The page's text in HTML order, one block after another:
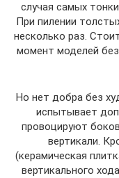
случая самых
При пилении
несколько раз.
момент моделей
Но нет добра без
испытывает
провоцируют
вертикали.
(керамическая
вертикального